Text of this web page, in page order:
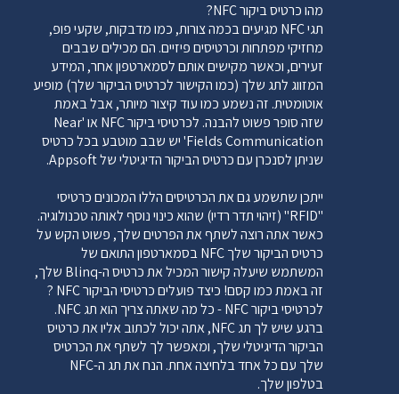
מהו כרטיס ביקור NFC?
תגי NFC מגיעים בכמה צורות, כמו מדבקות, שקעי פופ,
מחזיקי מפתחות וכרטיסים פיזיים. הם מכילים שבבים
זעירים, וכאשר מקישים אותם לסמארטפון אחר, המידע
המזווג לתג שלך (כמו הקישור לכרטיס הביקור שלך) מופיע
אוטומטית. זה נשמע כמו עוד קיצור מיותר, אבל באמת
שזה סופר פשוט להבנה. לכרטיסי ביקור NFC או 'Near
Fields Communication' יש שבב מוטבע בכל כרטיס
שניתן לסנכרן עם כרטיס הביקור הדיגיטלי של Appsoft.
ייתכן שתשמע גם את הכרטיסים הללו המכונים כרטיסי
"RFID" (זיהוי תדר רדיו) שהוא כינוי נוסף לאותה טכנולוגיה.
כאשר אתה רוצה לשתף את הפרטים שלך, פשוט הקש על
כרטיס הביקור שלך NFC בסמארטפון התואם של
המשתמש שיעלה קישור המכיל את כרטיס ה-Blinq שלך,
זה באמת כמו קסם! כיצד פועלים כרטיסי הביקור NFC ?
לכרטיסי ביקור NFC - כל מה שאתה צריך הוא תג NFC.
ברגע שיש לך תג NFC, אתה יכול לכתוב אליו את כרטיס
הביקור הדיגיטלי שלך, ומאפשר לך לשתף את הכרטיס
שלך עם כל אחד בלחיצה אחת. הנח את תג ה-NFC
בטלפון שלך.